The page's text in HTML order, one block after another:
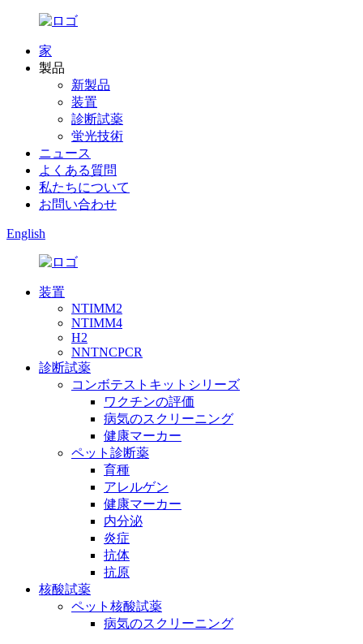
家
製品
新製品
装置
診断試薬
蛍光技術
ニュース
よくある質問
私たちについて
お問い合わせ
English
装置
NTIMM2
NTIMM4
H2
NNTNCPCR
診断試薬
コンボテストキットシリーズ
ワクチンの評価
病気のスクリーニング
健康マーカー
ペット診断薬
育種
アレルゲン
健康マーカー
内分泌
炎症
抗体
抗原
核酸試薬
ペット核酸試薬
病気のスクリーニング